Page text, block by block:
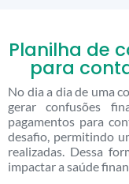
Planilha de
para
No dia a dia de uma
gerar confusões
pagamentos para
desafio, permitindo
realizadas. Dessa
impactar a saúde